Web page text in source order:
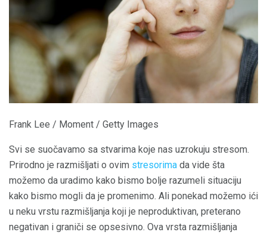
Frank Lee / Moment / Getty Images
Svi se suočavamo sa stvarima koje nas uzrokuju stresom.
Prirodno je razmišljati o ovim stresorima da vide šta
možemo da uradimo kako bismo bolje razumeli situaciju
kako bismo mogli da je promenimo. Ali ponekad možemo ići
u neku vrstu razmišljanja koji je neproduktivan, preterano
negativan i graniči se opsesivno. Ova vrsta razmišljanja